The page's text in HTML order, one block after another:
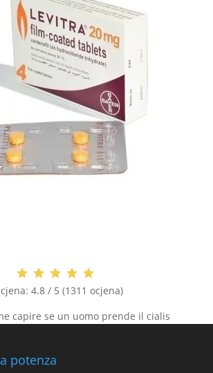
4.8 / 5 (1311 ocjena)
capire se un uomo prende il cialis
potenza